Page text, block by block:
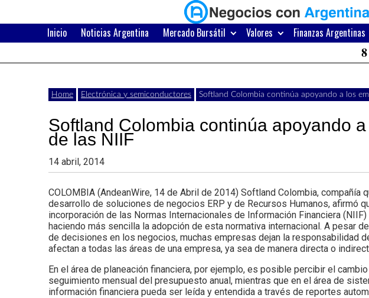
content
Negocios
con
Argentina
Últimas
noticias,
y
actualidad
de
negocios
con
Argentina.
Inicio Noticias Argentina Mercado Bursátil Valores Finanzas Argentinas
Home Electrónica y semiconductores Softland Colombia continúa apoyando a los
Softland Colombia continúa apoyando
de las NIIF
14 abril, 2014
COLOMBIA (AndeanWire, 14 de Abril de 2014) Softland Colombia,
desarrollo de soluciones de negocios ERP y de Recursos Humanos, afirmó
incorporación de las Normas Internacionales de Información Financiera
haciendo más sencilla la adopción de esta normativa internacional. A pesar
de decisiones en los negocios, muchas empresas dejan la responsabilidad
afectan a todas las áreas de una empresa, ya sea de manera directa o
En el área de planeación financiera, por ejemplo, es posible percibir el
seguimiento mensual del presupuesto anual, mientras que en el área de
información financiera pueda ser leída y entendida a través de reportes